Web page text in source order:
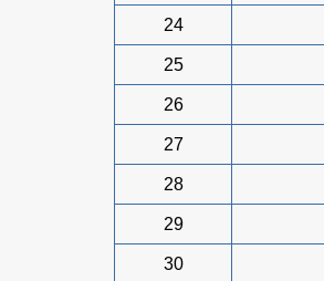
24
25
26
27
28
29
30